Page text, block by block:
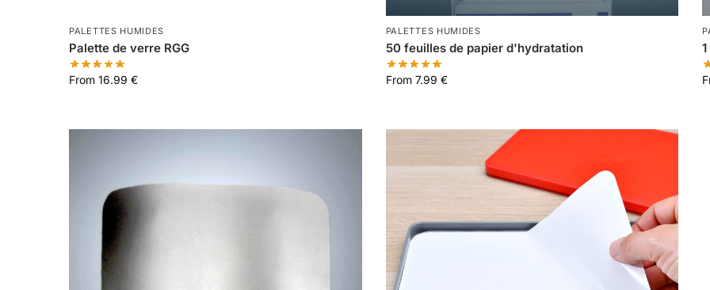
PALETTES HUMIDES
Palette de verre RGG
From 16.99 €
PALETTES HUMIDES
50 feuilles de papier d'hydratation
From 7.99 €